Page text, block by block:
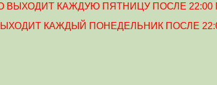
ВЫХОДИТ КАЖДУЮ ПЯТНИЦУ ПОСЛЕ
КАЖДЫЙ ПОНЕДЕЛЬНИК ПОСЛЕ